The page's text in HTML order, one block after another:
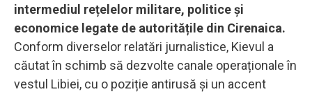
intermediul rețelelor militare, politice și
economice legate de autoritățile din Cirenaica.
Conform diverselor relatări jurnalistice, Kievul a
căutat în schimb să dezvolte canale operaționale în
vestul Libiei, cu o poziție antirusă și un accent